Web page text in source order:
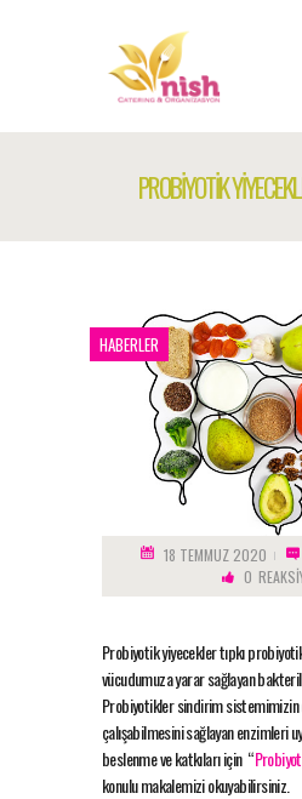
PROBİYOTİK
HABERLER
18 TEMMUZ 2020
0
Probiyotik yiyecekler tıpkı
vücudumuza yarar sağlayan
Probiyotikler sindirim
çalışabilmesini sağlayan enzimleri
beslenme ve katkıları için “
konulu makalemizi okuyabilirsiniz.